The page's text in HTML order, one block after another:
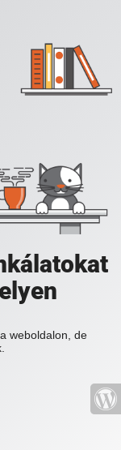
weboldalon, de